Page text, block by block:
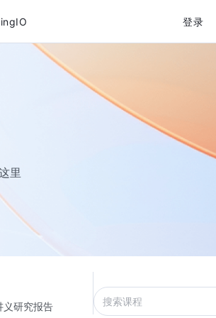
登录
里
义研究报告